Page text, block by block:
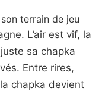
terrain de jeu
L’air est vif, la
sa chapka
Entre rires,
chapka devient